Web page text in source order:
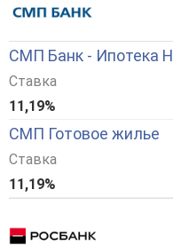
СМП Банк - Ипотека
Ставка
11,19%
СМП Готовое жилье
Ставка
11,19%